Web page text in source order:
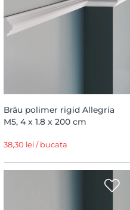
Brâu polimer rigid Allegria
M5, 4 x 1.8 x 200 cm
38,30 lei / bucata